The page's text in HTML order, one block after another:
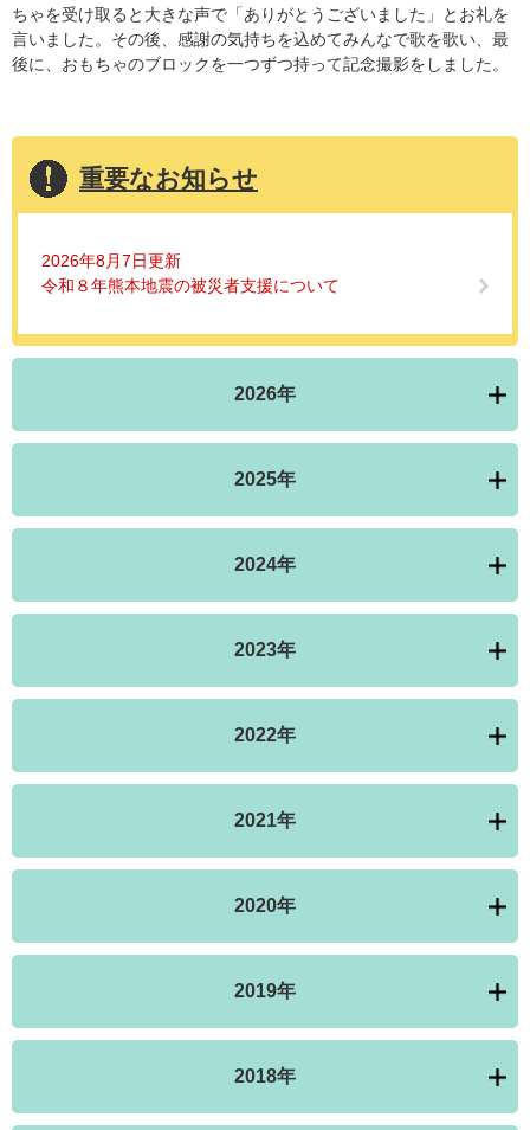
ちゃを受け取ると大きな声で「ありがとうございました」とお礼を
言いました。その後、感謝の気持ちを込めてみんなで歌を歌い、最
後に、おもちゃのブロックを一つずつ持って記念撮影をしました。
重要なお知らせ
2026年8月7日更新
令和８年熊本地震の被災者支援について
2026年
2025年
2024年
2023年
2022年
2021年
2020年
2019年
2018年